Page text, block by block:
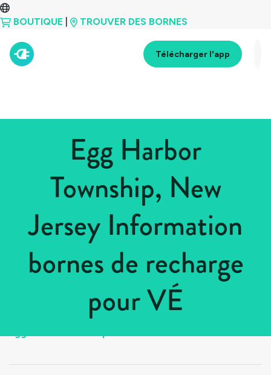
BOUTIQUE TROUVER DES BORNES
Télécharger l'app
Egg Harbor
Township, New
Jersey Information
bornes de recharge
pour VÉ
États-Unis